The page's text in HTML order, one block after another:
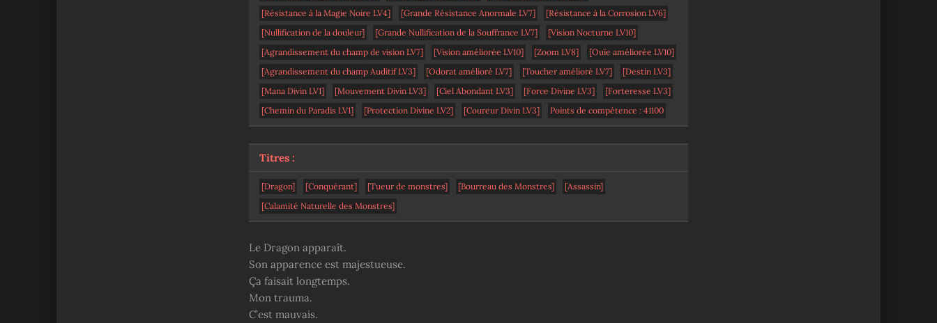
[Résistance à la Magie Noire LV4]
[Grande Résistance Anormale LV7]
[Résistance à la Corrosion LV6]
[Nullification de la douleur]
[Grande Nullification de la Souffrance LV7]
[Vision Nocturne LV10]
[Agrandissement du champ de vision LV7]
[Vision améliorée LV10] [Zoom LV8]
[Ouïe améliorée LV10]
[Agrandissement du champ Auditif LV3]
[Odorat amélioré LV7] [Toucher amélioré LV7]
[Destin LV3]
[Mana Divin LV1]
[Mouvement Divin LV3] [Ciel Abondant LV3] [Force Divine LV3]
[Forteresse LV3]
[Chemin du Paradis LV1]
[Protection Divine LV2] [Coureur Divin LV3] Points de compétence : 41100
Titres :
[Dragon] [Conquérant] [Tueur de monstres] [Bourreau des Monstres]
[Assassin]
[Calamité Naturelle des Monstres]
Le Dragon apparaît.
Son apparence est majestueuse.
Ça faisait longtemps.
Mon trauma.
C’est mauvais.